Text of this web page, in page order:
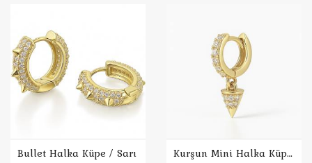
Bullet Halka Küpe / Sarı Kurşun Mini Halka Küpe / Sarı